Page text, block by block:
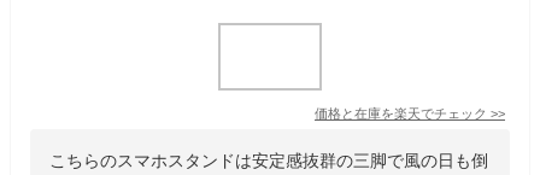
価格と在庫を楽天でチェック >>
こちらのスマホスタンドは安定感抜群の三脚で風の日も倒